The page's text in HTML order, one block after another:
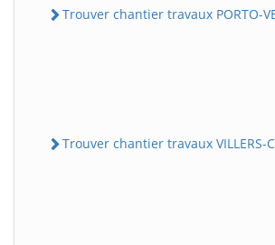
Trouver chantier travaux PORTO-
Trouver chantier travaux VILLERS-